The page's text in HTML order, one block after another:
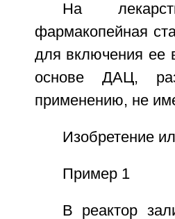
На
фармакопейная
для включения
основе ДАЦ,
применению, не
Изобретение
Пример 1
В реактор